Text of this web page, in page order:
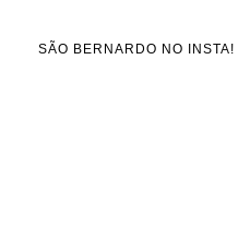
SÃO BERNARDO NO INSTA!